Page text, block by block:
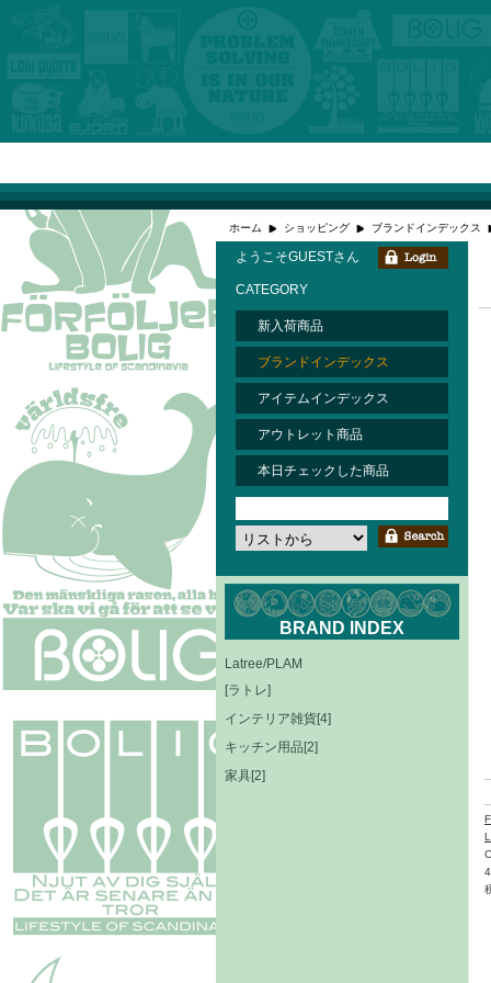
ホーム ショッピング ブランドインデックス
ようこそGUESTさん
CATEGORY
新入荷商品
ブランドインデックス
アイテムインデックス
アウトレット商品
本日チェックした商品
BRAND INDEX
Latree/PLAM
[ラトレ]
インテリア雑貨[4]
キッチン用品[2]
家具[2]